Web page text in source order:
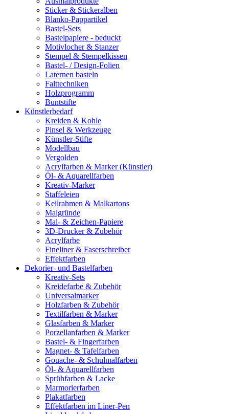
Sticker & Stickeralben
Blanko-Pappartikel
Bastel-Sets
Bastelpapiere - beduckt
Motivlocher & Stanzer
Stempel & Stempelkissen
Bastel- / Design-Folien
Laternen basteln
Falttechniken
Holzprogramm
Buntstifte
Künstlerbedarf
Kreiden & Kohle
Pinsel & Werkzeuge
Künstler-Stifte
Modellbau
Vergolden
Acrylfarben & Marker (Künstler)
Öl- & Aquarellfarben
Kreativ-Marker
Staffeleien
Keilrahmen & Malkartons
Malgründe
Mal- & Zeichen-Papiere
3D-Drucker & Zubehör
Acrylfarbe
Fineliner & Faserschreiber
Effektfarben
Dekorier- und Bastelfarben
Kreativ-Sets
Kreidefarbe & Zubehör
Universalmarker
Holzfarben & Zubehör
Textilfarben & Marker
Glasfarben & Marker
Porzellanfarben & Marker
Bastel- & Fingerfarben
Magnet- & Tafelfarben
Gouache- & Schulmalfarben
Öl- & Aquarellfarben
Sprühfarben & Lacke
Marmorierfarben
Plakatfarben
Effektfarben im Liner-Pen